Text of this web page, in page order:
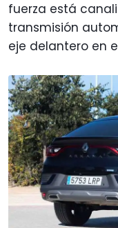
fuerza está
transmisión
eje delantero en